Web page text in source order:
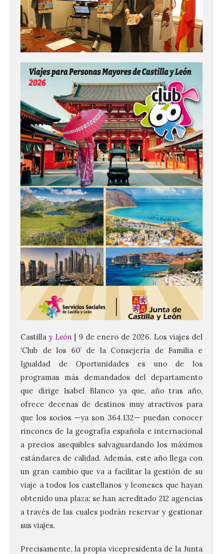
Castilla y León | 9 de enero de 2026. Los viajes del
‘Club de los 60’ de la Consejería de Familia e
Igualdad de Oportunidades es uno de los
programas más demandados del departamento
que dirige Isabel Blanco ya que, año tras año,
ofrece decenas de destinos muy atractivos para
que los socios —ya son 364.132— puedan conocer
rincones de la geografía española e internacional
a precios asequibles salvaguardando los máximos
estándares de calidad. Además, este año llega con
un gran cambio que va a facilitar la gestión de su
viaje a todos los castellanos y leoneses que hayan
obtenido una plaza: se han acreditado 212 agencias
a través de las cuales podrán reservar y gestionar
sus viajes.
Precisamente, la propia vicepresidenta de la Junta